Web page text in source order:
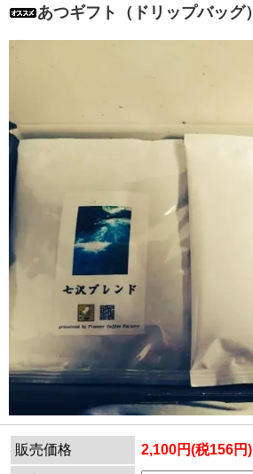
あつギフト（ドリップバッグ）
販売価格 2,100円(税156円)